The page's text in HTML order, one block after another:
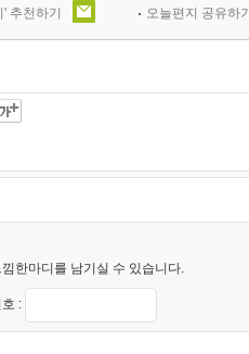
추천하기 오늘편지 공유하기
한마디를 남기실 수 있습니다.
: